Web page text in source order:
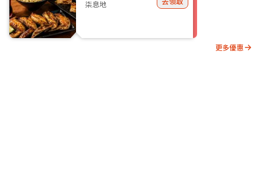
柒息地
更多優惠